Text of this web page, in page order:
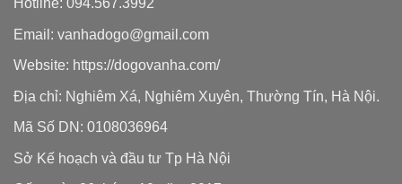
Hotline: 094.567.3992
Email: vanhadogo@gmail.com
Website: https://dogovanha.com/
Địa chỉ: Nghiêm Xá, Nghiêm Xuyên, Thường Tín, Hà Nội.
Mã Số DN: 0108036964
Sở Kế hoạch và đầu tư Tp Hà Nội